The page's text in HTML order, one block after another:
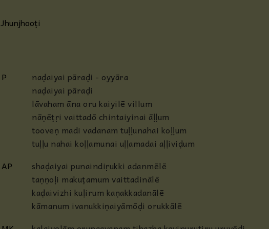
Jhunjhooṭi
P
naḍaiyai pāraḍi - oyyāra
naḍaiyai pāraḍi
lāvaham āna oru kaiyilē villum
nāṇēṭṛi vaittadō chintaiyinai āḷḷum
tooveṇ madi vadanam tuḷḷunahai koḷḷum
tuḷḷu nahai koḷḷamunai uḷḷamadai aḷḷiviḍum
AP
shaḍaiyai punaindiṛukki adanmēlē
taṇṇoḷi makuṭamum vaittadinālē
kaḍaivizhi kuḷirum kaṇakkadanālē
kāmanum ivanukkiṇaiyāmōḍi orukkālē